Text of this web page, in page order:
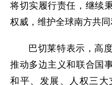
将切实履行责任，继续
权威，维护全球南方共同
巴切莱特表示，高
推动多边主义和联合国
和平、发展、人权三